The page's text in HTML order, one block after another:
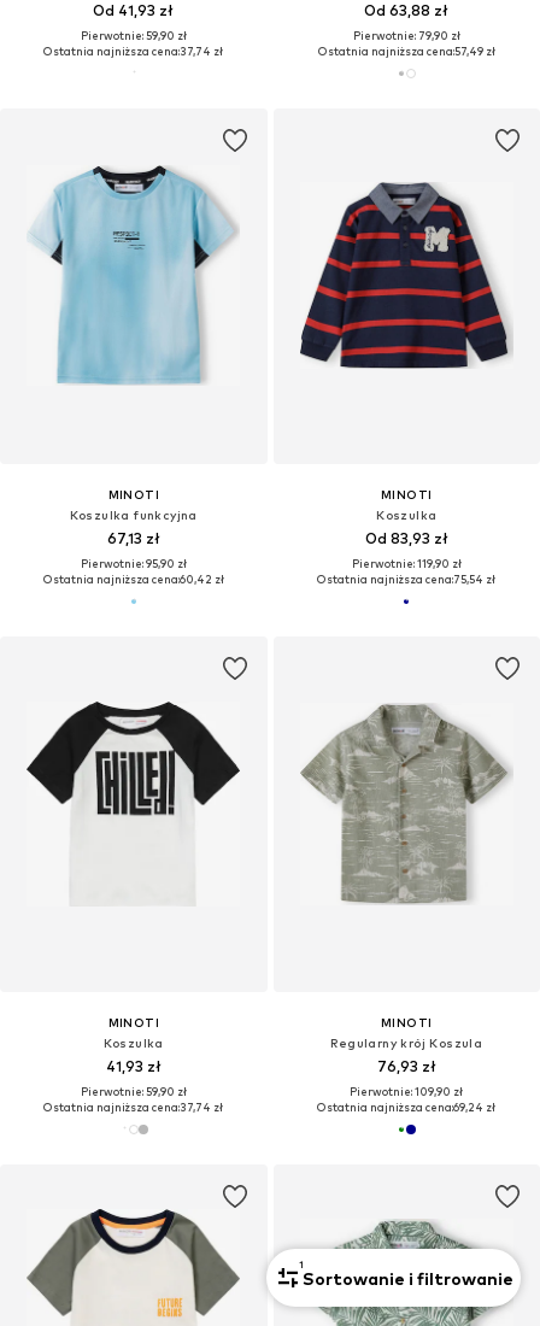
Od 41,93 zł
Pierwotnie: 59,90 zł
Ostatnia najniższa cena:37,74 zł
Od 63,88 zł
Pierwotnie: 79,90 zł
Ostatnia najniższa cena:57,49 zł
MINOTI
Koszulka funkcyjna
67,13 zł
Pierwotnie: 95,90 zł
Ostatnia najniższa cena:60,42 zł
MINOTI
Koszulka
Od 83,93 zł
Pierwotnie: 119,90 zł
Ostatnia najniższa cena:75,54 zł
MINOTI
Koszulka
41,93 zł
Pierwotnie: 59,90 zł
Ostatnia najniższa cena:37,74 zł
MINOTI
Regularny krój Koszula
76,93 zł
Pierwotnie: 109,90 zł
Ostatnia najniższa cena:69,24 zł
1
Sortowanie i filtrowanie